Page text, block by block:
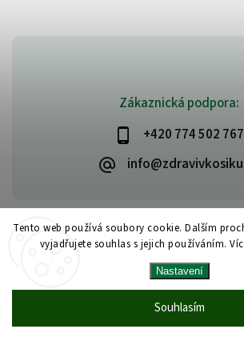
Tento web používá soubory cookie. Dalším
vyjadřujete souhlas s jejich používáním.
Nastavení
Souhlasím
Zákaznická podpora:
+420 774 502 767
www.zdravivkosiku.cz
Upravit nastavení
VytvořilShoptet | Design